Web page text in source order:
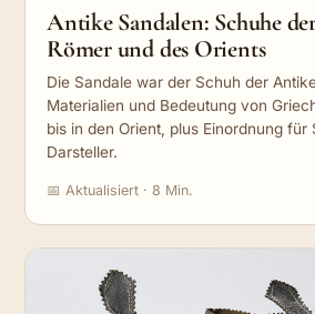
Antike Sandalen: Schuhe
Römer und des Orients
Die Sandale war der Schuh der
Materialien und Bedeutung von
bis in den Orient, plus Einordnung für
Darsteller.
📅 Aktualisiert · 8 Min.